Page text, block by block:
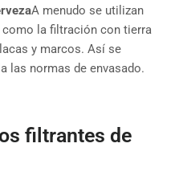
A menudo se utilizan
la filtración con tierra
y marcos. Así se
las normas de envasado.
filtrantes de